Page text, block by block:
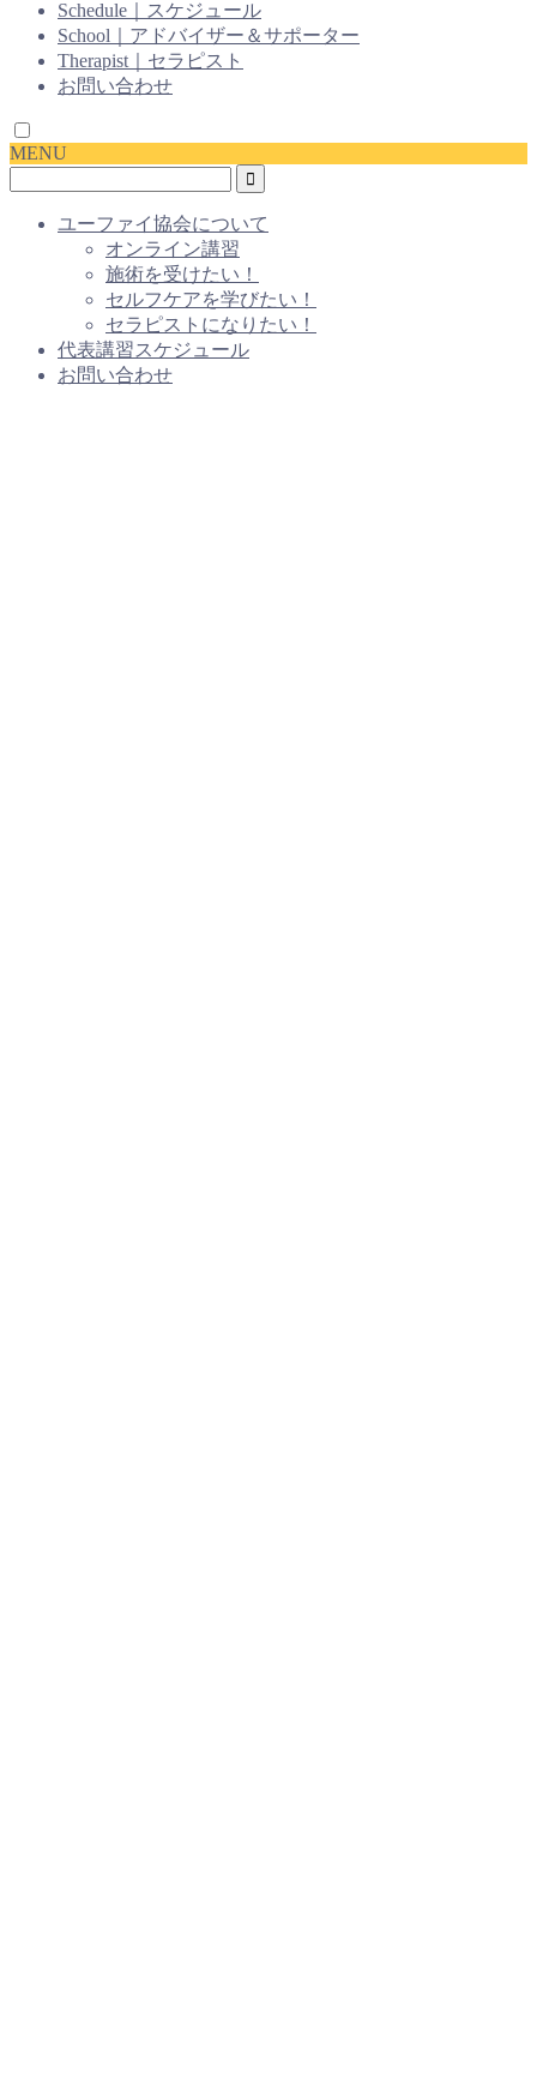
Schedule｜スケジュール
School｜アドバイザー＆サポーター
Therapist｜セラピスト
お問い合わせ
MENU
ユーファイ協会について
オンライン講習
施術を受けたい！
セルフケアを学びたい！
セラピストになりたい！
代表講習スケジュール
お問い合わせ